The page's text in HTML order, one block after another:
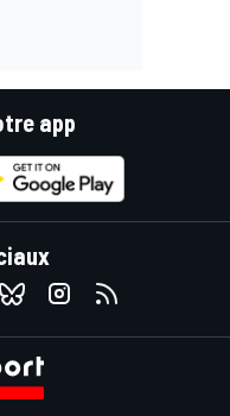
app